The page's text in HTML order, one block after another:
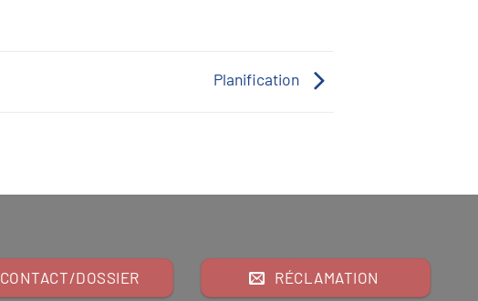
Planification
CONTACT/DOSSIER RÉCLAMATION